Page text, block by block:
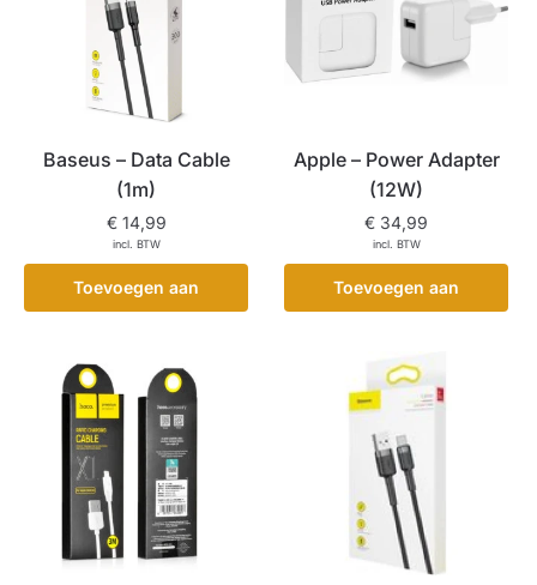
Baseus – Data Cable
(1m)
€14,99
incl. BTW
Toevoegen aan
Apple – Power Adapter
(12W)
€ 34,99
incl. BTW
Toevoegen aan